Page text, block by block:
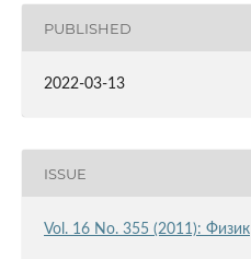
PUBLISHED
2022-03-13
ISSUE
Vol. 16 No. 355 (2011): Физик